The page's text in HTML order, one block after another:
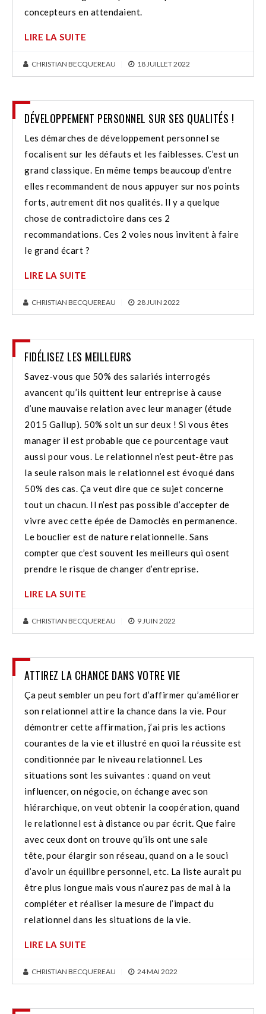
concepteurs en attendaient.
LIRE LA SUITE
CHRISTIAN BECQUEREAU 18 JUILLET 2022
DÉVELOPPEMENT PERSONNEL SUR SES QUALITÉS !
Les démarches de développement personnel se
focalisent sur les défauts et les faiblesses. C’est un
grand classique. En même temps beaucoup d’entre
elles recommandent de nous appuyer sur nos points
forts, autrement dit nos qualités. Il y a quelque
chose de contradictoire dans ces 2
recommandations. Ces 2 voies nous invitent à faire
le grand écart ?
LIRE LA SUITE
CHRISTIAN BECQUEREAU 28 JUIN 2022
FIDÉLISEZ LES MEILLEURS
Savez-vous que 50% des salariés interrogés
avancent qu’ils quittent leur entreprise à cause
d’une mauvaise relation avec leur manager (étude
2015 Gallup). 50% soit un sur deux ! Si vous êtes
manager il est probable que ce pourcentage vaut
aussi pour vous. Le relationnel n’est peut-être pas
la seule raison mais le relationnel est évoqué dans
50% des cas. Ça veut dire que ce sujet concerne
tout un chacun. Il n’est pas possible d’accepter de
vivre avec cette épée de Damoclès en permanence.
Le bouclier est de nature relationnelle. Sans
compter que c’est souvent les meilleurs qui osent
prendre le risque de changer d’entreprise.
LIRE LA SUITE
CHRISTIAN BECQUEREAU 9 JUIN 2022
ATTIREZ LA CHANCE DANS VOTRE VIE
Ça peut sembler un peu fort d’affirmer qu’améliorer
son relationnel attire la chance dans la vie. Pour
démontrer cette affirmation, j’ai pris les actions
courantes de la vie et illustré en quoi la réussite est
conditionnée par le niveau relationnel. Les
situations sont les suivantes : quand on veut
influencer, on négocie, on échange avec son
hiérarchique, on veut obtenir la coopération, quand
le relationnel est à distance ou par écrit. Que faire
avec ceux dont on trouve qu’ils ont une sale
tête, pour élargir son réseau, quand on a le souci
d’avoir un équilibre personnel, etc. La liste aurait pu
être plus longue mais vous n’aurez pas de mal à la
compléter et réaliser la mesure de l’impact du
relationnel dans les situations de la vie.
LIRE LA SUITE
CHRISTIAN BECQUEREAU 24 MAI 2022